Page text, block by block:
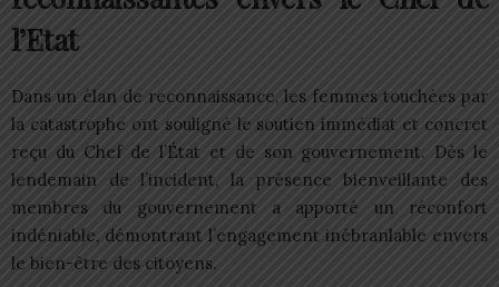
l’Etat
Dans un élan de reconnaissance, les femmes touchées par
la catastrophe ont souligné le soutien immédiat et concret
reçu du Chef de l’État et de son gouvernement. Dès le
lendemain de l’incident, la présence bienveillante des
membres du gouvernement a apporté un réconfort
indéniable, démontrant l’engagement inébranlable envers
le bien-être des citoyens.